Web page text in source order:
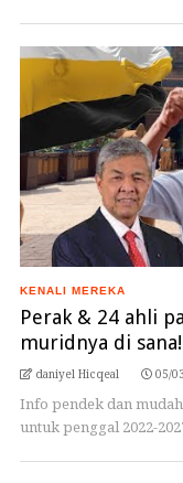
KENALI MEREKA
Perak & 24 ahli
muridnya di sana!
daniyel Hicqeal 05/
Info pendek dan
untuk penggal 2022-